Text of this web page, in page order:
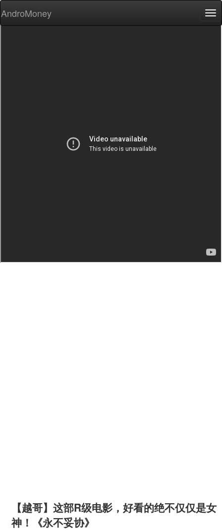
AndroMoney
【越哥】这部R级电影，好看的绝不仅仅是女
神！《永不妥协》